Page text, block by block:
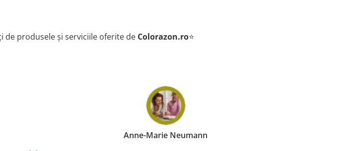
de produsele și serviciile oferite de Colorazon.ro⭐
Anne-Marie Neumann